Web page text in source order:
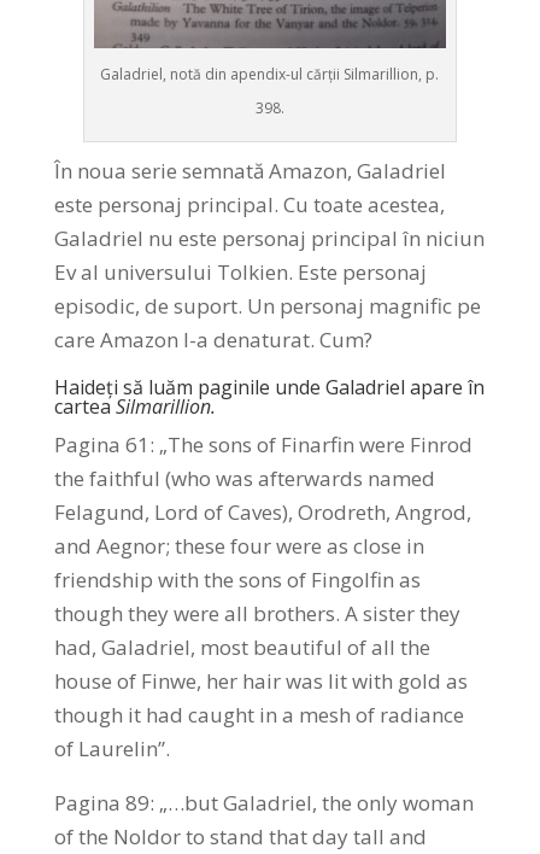
Galadriel, notă din apendix-ul cărții Silmarillion, p.
398.
În noua serie semnată Amazon, Galadriel
este personaj principal. Cu toate acestea,
Galadriel nu este personaj principal în niciun
Ev al universului Tolkien. Este personaj
episodic, de suport. Un personaj magnific pe
care Amazon l-a denaturat. Cum?
Haideți să luăm paginile unde Galadriel apare în
carteaSilmarillion.
Pagina 61: „The sons of Finarfin were Finrod
the faithful (who was afterwards named
Felagund, Lord of Caves), Orodreth, Angrod,
and Aegnor; these four were as close in
friendship with the sons of Fingolfin as
though they were all brothers. A sister they
had, Galadriel, most beautiful of all the
house of Finwe, her hair was lit with gold as
though it had caught in a mesh of radiance
of Laurelin”.
Pagina 89: „…but Galadriel, the only woman
of the Noldor to stand that day tall and